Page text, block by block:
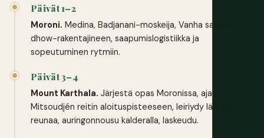
Päivät 1–2
Moroni. Medina, Badjanani-moskeija, Vanha satama
dhow-rakentajineen, saapumislogistiikka ja
sopeutuminen rytmiin.
Päivät 3–4
Mount Karthala. Järjestä opas Moronissa, aja
Mitsoudjén reitin aloituspisteeseen, leiriydy lähellä
reunaa, auringonnousu kalderalla, laskeudu.